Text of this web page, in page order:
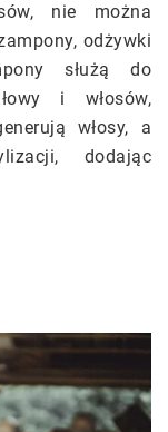
nie można
odżywki
służą do
i włosów,
włosy, a
dodając